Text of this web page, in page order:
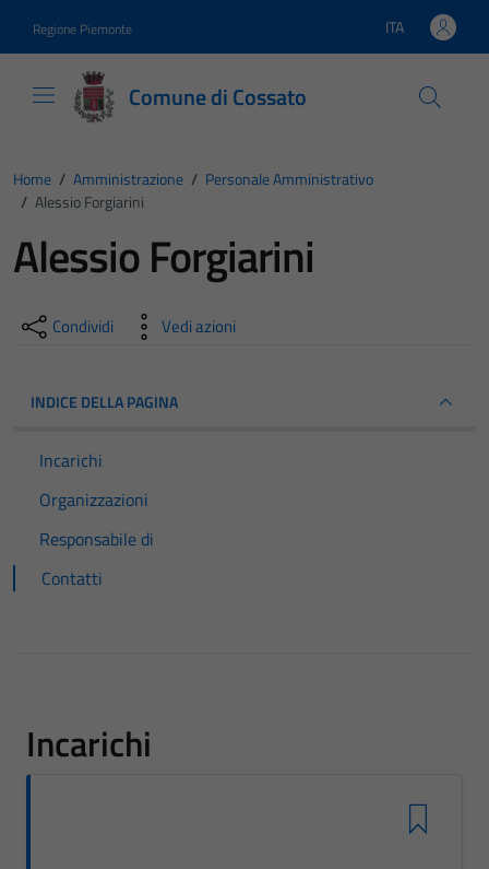
Regione Piemonte Lingua attiva:
ITA
Comune di Cossato
Home / Amministrazione / Personale Amministrativo
/ Alessio Forgiarini
Alessio Forgiarini
Condividi Vedi azioni
INDICE DELLA PAGINA
Incarichi
Organizzazioni
Responsabile di
Contatti
Incarichi